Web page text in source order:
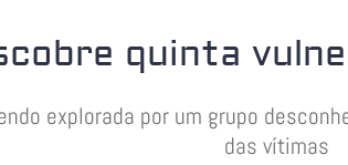
quinta
explorada por um grupo
das vítimas